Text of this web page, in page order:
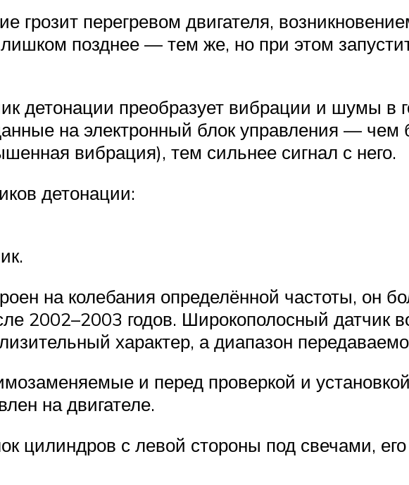
грозит перегревом двигателя,
позднее — тем же, но при этом
детонации преобразует вибрации и шумы в
на электронный блок управления —
вибрация), тем сильнее сигнал с него.
детонации:
на колебания определённой частоты, он
2002–2003 годов. Широкополосный датчик
характер, а диапазон
и перед проверкой и
на двигателе.
цилиндров с левой стороны под свечами,